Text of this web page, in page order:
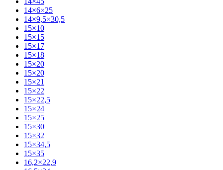
14×6×25
14×9,5×30,5
15×10
15×15
15×17
15×18
15×20
15×20
15×21
15×22
15×22,5
15×24
15×25
15×30
15×32
15×34,5
15×35
16,2×22,9